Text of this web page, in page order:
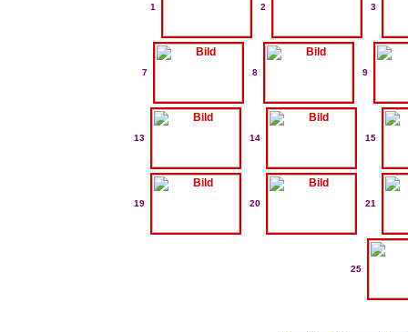
1 2 3
7 8 9
13 14 15
19 20 21
25